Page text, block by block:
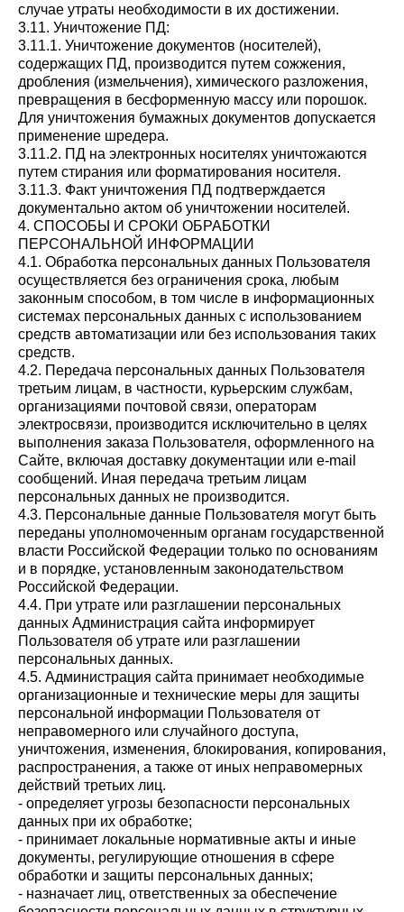
случае утраты необходимости в их достижении.
3.11. Уничтожение ПД:
3.11.1. Уничтожение документов (носителей),
содержащих ПД, производится путем сожжения,
дробления (измельчения), химического разложения,
превращения в бесформенную массу или порошок.
Для уничтожения бумажных документов допускается
применение шредера.
3.11.2. ПД на электронных носителях уничтожаются
путем стирания или форматирования носителя.
3.11.3. Факт уничтожения ПД подтверждается
документально актом об уничтожении носителей.
4. СПОСОБЫ И СРОКИ ОБРАБОТКИ
ПЕРСОНАЛЬНОЙ ИНФОРМАЦИИ
4.1. Обработка персональных данных Пользователя
осуществляется без ограничения срока, любым
законным способом, в том числе в информационных
системах персональных данных с использованием
средств автоматизации или без использования таких
средств.
4.2. Передача персональных данных Пользователя
третьим лицам, в частности, курьерским службам,
организациями почтовой связи, операторам
электросвязи, производится исключительно в целях
выполнения заказа Пользователя, оформленного на
Сайте, включая доставку документации или e-mail
сообщений. Иная передача третьим лицам
персональных данных не производится.
4.3. Персональные данные Пользователя могут быть
переданы уполномоченным органам государственной
власти Российской Федерации только по основаниям
и в порядке, установленным законодательством
Российской Федерации.
4.4. При утрате или разглашении персональных
данных Администрация сайта информирует
Пользователя об утрате или разглашении
персональных данных.
4.5. Администрация сайта принимает необходимые
организационные и технические меры для защиты
персональной информации Пользователя от
неправомерного или случайного доступа,
уничтожения, изменения, блокирования, копирования,
распространения, а также от иных неправомерных
действий третьих лиц.
- определяет угрозы безопасности персональных
данных при их обработке;
- принимает локальные нормативные акты и иные
документы, регулирующие отношения в сфере
обработки и защиты персональных данных;
- назначает лиц, ответственных за обеспечение